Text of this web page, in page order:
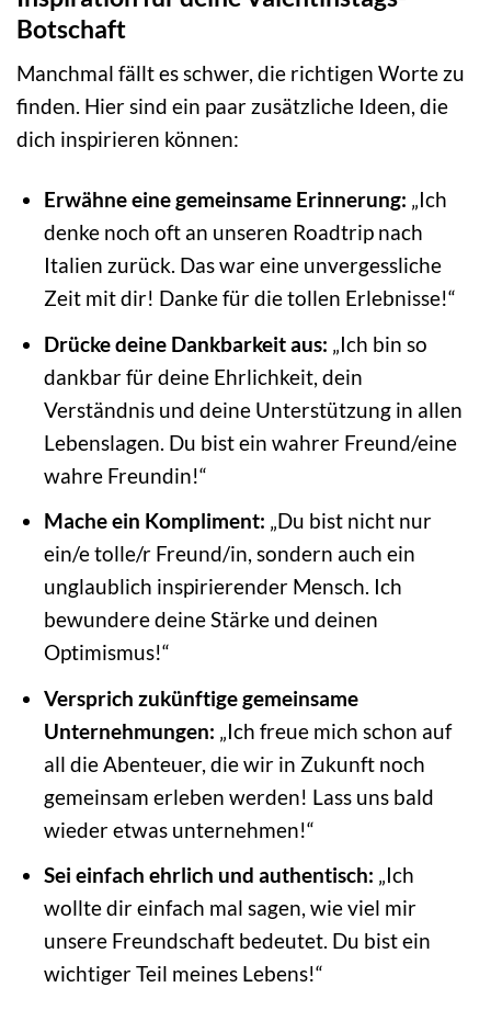
Botschaft
Manchmal fällt es schwer, die richtigen Worte zu
finden. Hier sind ein paar zusätzliche Ideen, die
dich inspirieren können:
Erwähne eine gemeinsame Erinnerung: „Ich
denke noch oft an unseren Roadtrip nach
Italien zurück. Das war eine unvergessliche
Zeit mit dir! Danke für die tollen Erlebnisse!“
Drücke deine Dankbarkeit aus: „Ich bin so
dankbar für deine Ehrlichkeit, dein
Verständnis und deine Unterstützung in allen
Lebenslagen. Du bist ein wahrer Freund/eine
wahre Freundin!“
Mache ein Kompliment: „Du bist nicht nur
ein/e tolle/r Freund/in, sondern auch ein
unglaublich inspirierender Mensch. Ich
bewundere deine Stärke und deinen
Optimismus!“
Versprich zukünftige gemeinsame
Unternehmungen: „Ich freue mich schon auf
all die Abenteuer, die wir in Zukunft noch
gemeinsam erleben werden! Lass uns bald
wieder etwas unternehmen!“
Sei einfach ehrlich und authentisch: „Ich
wollte dir einfach mal sagen, wie viel mir
unsere Freundschaft bedeutet. Du bist ein
wichtiger Teil meines Lebens!“